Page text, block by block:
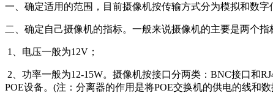
一、确定适用的范围，目前摄像机按传输方式分为模拟和数
二、确定自己摄像机的指标。一般来说摄像机的主要是两个指
1、电压一般为12V；
2、功率一般为12-15W。摄像机按接口分两类：BNC接口和
POE设备。(注：分离器的作用是将POE交换机的供电的线和